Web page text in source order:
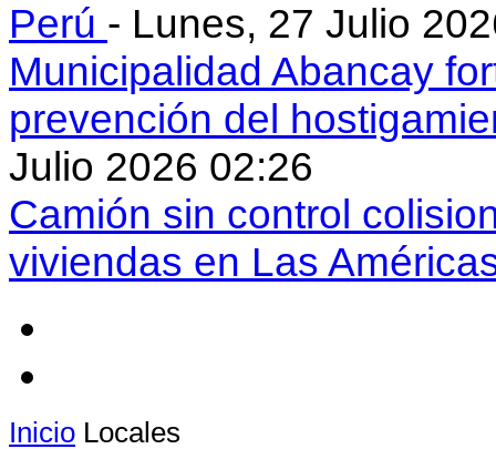
Perú - Lunes, 27 Julio
Municipalidad Abancay
prevención del
Julio 2026 02:26
Camión sin control
viviendas en Las
Inicio Locales